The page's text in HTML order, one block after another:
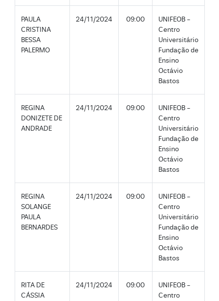
PAULA
CRISTINA
BESSA
PALERMO
24/11/2024 09:00
UNIFEOB -
Centro
Universitário
Fundação de
Ensino
Octávio
Bastos
REGINA
DONIZETE DE
ANDRADE
24/11/2024 09:00
UNIFEOB -
Centro
Universitário
Fundação de
Ensino
Octávio
Bastos
REGINA
SOLANGE
PAULA
BERNARDES
24/11/2024 09:00
UNIFEOB -
Centro
Universitário
Fundação de
Ensino
Octávio
Bastos
RITA DE
CÁSSIA
24/11/2024 09:00
UNIFEOB -
Centro